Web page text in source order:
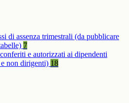
di assenza trimestrali (da pubblicare
7
e autorizzati ai dipendenti
non dirigenti) 18